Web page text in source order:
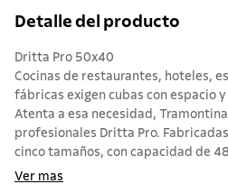
Detalle del producto
Dritta Pro 50x40
Cocinas de restaurantes, hoteles,
fábricas exigen cubas con espacio
Atenta a esa necesidad,
profesionales Dritta Pro.
cinco tamaños, con capacidad de
Ver mas